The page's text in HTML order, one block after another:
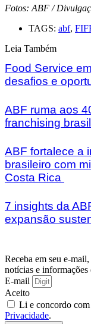
Fotos: ABF /
TAGS: abf,
Leia Também
Food Service
desafios e
ABF ruma aos
franchising
ABF fortalece a
brasileiro com
Costa Rica
7 insights da
expansão
Receba em seu e-
notícias e
E-mail
Aceito
Li e concordo com
Privacidade.